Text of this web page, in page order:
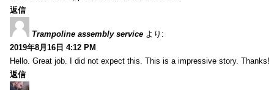
返信
Trampoline assembly service より:
2019年8月16日 4:12 PM
Hello. Great job. I did not expect this. This is a impressive story. Thanks!
返信